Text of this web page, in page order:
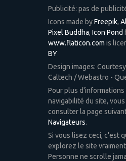
Publicité: pas de
Icons made byFreepik,
Pixel Buddha, Icon Pond
www.flaticon.com is
BY
Design images: Courtesy
Caltech / Webastro -
Pour plus d'informations
navigabilité du site,
consulter la page
Navigateurs.
Si vous lisez ceci, c'est
explorez le site
Personne ne scrolle